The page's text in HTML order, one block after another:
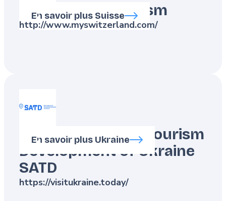
Switzerland Tourism
http://www.myswitzerland.com/
En savoir plus Suisse
State Agency for Tourism
Development of Ukraine
SATD
https://visitukraine.today/
En savoir plus Ukraine